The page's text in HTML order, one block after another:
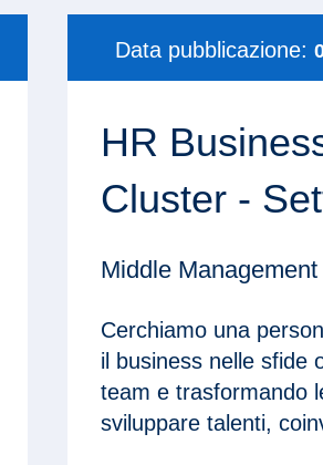
Data pubblicazione:
HR
Cluster -
Middle
Cerchiamo una
il business nelle sfide
team e trasformando
sviluppare talenti,